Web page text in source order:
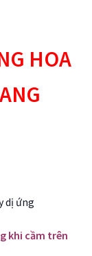
HOA
dị ứng
khi cầm trên